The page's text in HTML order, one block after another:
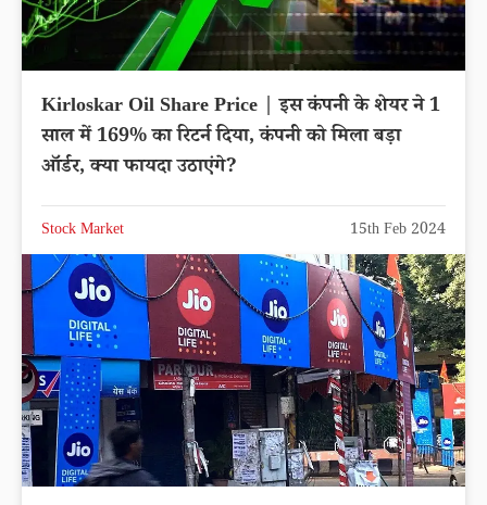
Kirloskar Oil Share Price | इस कंपनी के शेयर ने 1
साल में 169% का रिटर्न दिया, कंपनी को मिला बड़ा
ऑर्डर, क्या फायदा उठाएंगे?
Stock Market 15th Feb 2024